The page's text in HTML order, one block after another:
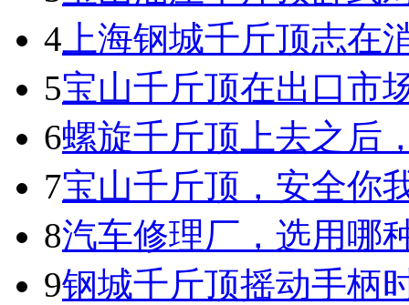
4 上海钢城千斤顶志在
5宝山千斤顶在出口市
6螺旋千斤顶上去之后
7宝山千斤顶，安全你
8汽车修理厂，选用哪
9钢城千斤顶摇动手柄